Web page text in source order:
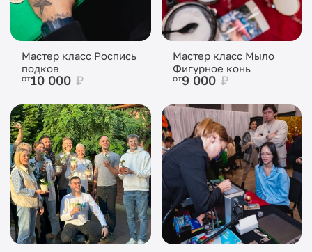
Мастер класс Роспись
подков
от10 000 ₽
Мастер класс Мыло
Фигурное конь
от9 000 ₽